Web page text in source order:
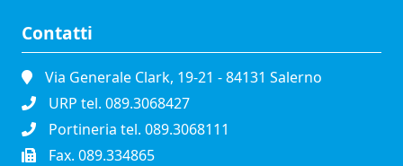
Contatti
Via Generale Clark, 19-21 - 84131 Salerno
URP tel. 089.3068427
Portineria tel. 089.3068111
Fax. 089.334865